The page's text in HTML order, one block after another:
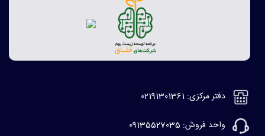
دفتر مرکزی: 02191301361
واحد فروش: 09135527035